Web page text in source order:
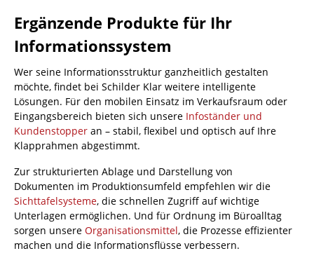
Ergänzende Produkte für Ihr
Informationssystem
Wer seine Informationsstruktur ganzheitlich gestalten
möchte, findet bei Schilder Klar weitere intelligente
Lösungen. Für den mobilen Einsatz im Verkaufsraum oder
Eingangsbereich bieten sich unsere Infoständer und
Kundenstopper an – stabil, flexibel und optisch auf Ihre
Klapprahmen abgestimmt.
Zur strukturierten Ablage und Darstellung von
Dokumenten im Produktionsumfeld empfehlen wir die
Sichttafelsysteme, die schnellen Zugriff auf wichtige
Unterlagen ermöglichen. Und für Ordnung im Büroalltag
sorgen unsere Organisationsmittel, die Prozesse effizienter
machen und die Informationsflüsse verbessern.